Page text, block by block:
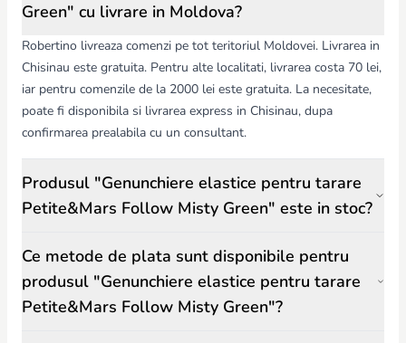
Green" cu livrare in Moldova?
Robertino livreaza comenzi pe tot teritoriul Moldovei. Livrarea in
Chisinau este gratuita. Pentru alte localitati, livrarea costa 70 lei,
iar pentru comenzile de la 2000 lei este gratuita. La necesitate,
poate fi disponibila si livrarea express in Chisinau, dupa
confirmarea prealabila cu un consultant.
Produsul "Genunchiere elastice pentru tarare
Petite&Mars Follow Misty Green" este in stoc?
Ce metode de plata sunt disponibile pentru
produsul "Genunchiere elastice pentru tarare
Petite&Mars Follow Misty Green"?